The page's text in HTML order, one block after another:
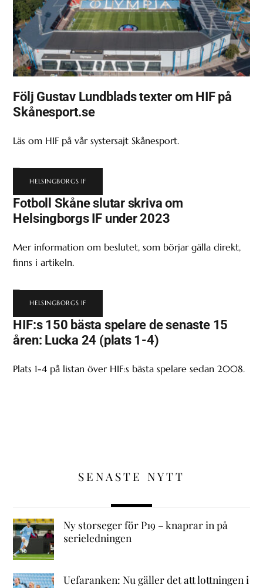
Följ Gustav Lundblads texter om HIF på
Skånesport.se
Läs om HIF på vår systersajt Skånesport.
HELSINGBORGS IF
Fotboll Skåne slutar skriva om
Helsingborgs IF under 2023
Mer information om beslutet, som börjar gälla direkt,
finns i artikeln.
HELSINGBORGS IF
HIF:s 150 bästa spelare de senaste 15
åren: Lucka 24 (plats 1-4)
Plats 1-4 på listan över HIF:s bästa spelare sedan 2008.
SENASTE NYTT
Ny storseger för P19 – knaprar in på
serieledningen
Uefaranken: Nu gäller det att lottningen i